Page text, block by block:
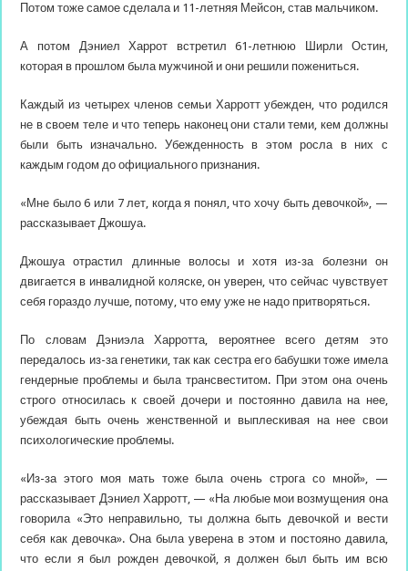
Потом тоже самое сделала и 11-летняя Мейсон, став мальчиком.
А потом Дэниел Харрот встретил 61-летнюю Ширли Остин,
которая в прошлом была мужчиной и они решили пожениться.
Каждый из четырех членов семьи Харротт убежден, что родился
не в своем теле и что теперь наконец они стали теми, кем должны
были быть изначально. Убежденность в этом росла в них с
каждым годом до официального признания.
«Мне было 6 или 7 лет, когда я понял, что хочу быть девочкой», —
рассказывает Джошуа.
Джошуа отрастил длинные волосы и хотя из-за болезни он
двигается в инвалидной коляске, он уверен, что сейчас чувствует
себя гораздо лучше, потому, что ему уже не надо притворяться.
По словам Дэниэла Харротта, вероятнее всего детям это
передалось из-за генетики, так как сестра его бабушки тоже имела
гендерные проблемы и была трансвеститом. При этом она очень
строго относилась к своей дочери и постоянно давила на нее,
убеждая быть очень женственной и выплескивая на нее свои
психологические проблемы.
«Из-за этого моя мать тоже была очень строга со мной», —
рассказывает Дэниел Харротт, — «На любые мои возмущения она
говорила «Это неправильно, ты должна быть девочкой и вести
себя как девочка». Она была уверена в этом и постояно давила,
что если я был рожден девочкой, я должен был быть им всю